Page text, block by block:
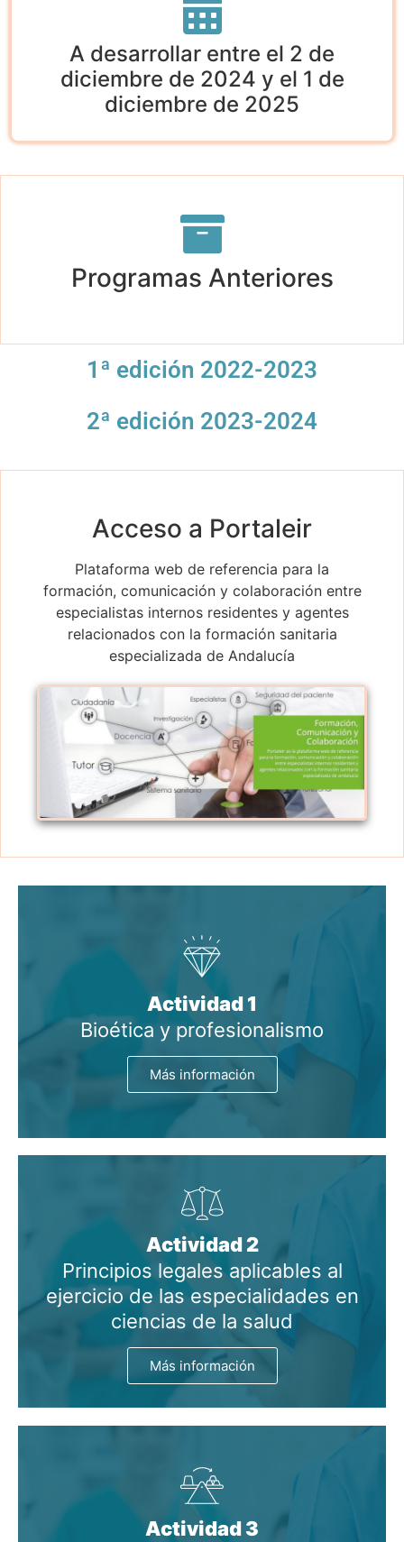
A desarrollar entre el 2 de
diciembre de 2024 y el 1 de
diciembre de 2025
Programas Anteriores
1ª edición 2022-2023
2ª edición 2023-2024
Acceso a Portaleir
Plataforma web de referencia para la
formación, comunicación y colaboración entre
especialistas internos residentes y agentes
relacionados con la formación sanitaria
especializada de Andalucía
Actividad 1
Bioética y profesionalismo
Más información
Actividad 2
Principios legales aplicables al
ejercicio de las especialidades en
ciencias de la salud
Más información
Actividad 3